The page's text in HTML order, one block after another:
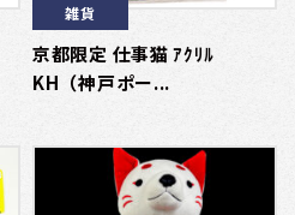
雑貨
京都限定 仕事猫 ｱｸﾘﾙ
KH（神戸ポー...